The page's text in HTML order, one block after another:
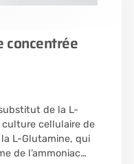
concentrée
de la L-
culture cellulaire de
L-Glutamine, qui
de l’ammoniac…